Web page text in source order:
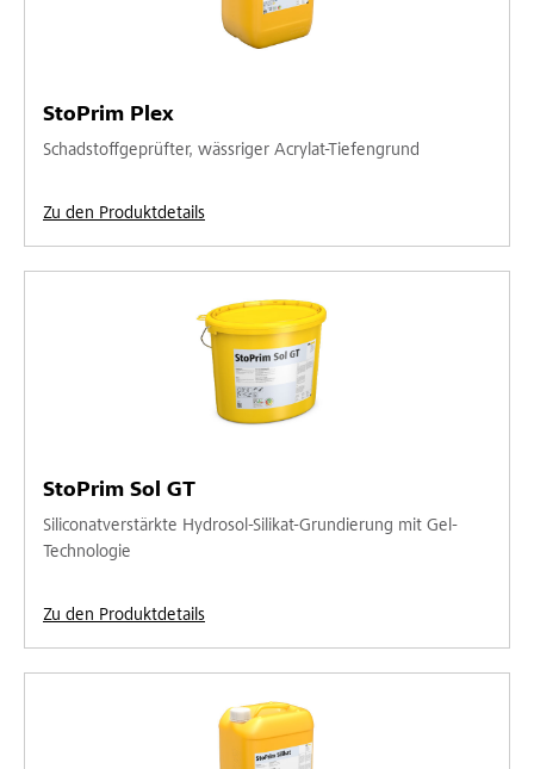
StoPrim Plex
Schadstoffgeprüfter, wässriger Acrylat-Tiefengrund
Zu den Produktdetails
StoPrim Sol GT
Siliconatverstärkte Hydrosol-Silikat-Grundierung mit Gel-
Technologie
Zu den Produktdetails